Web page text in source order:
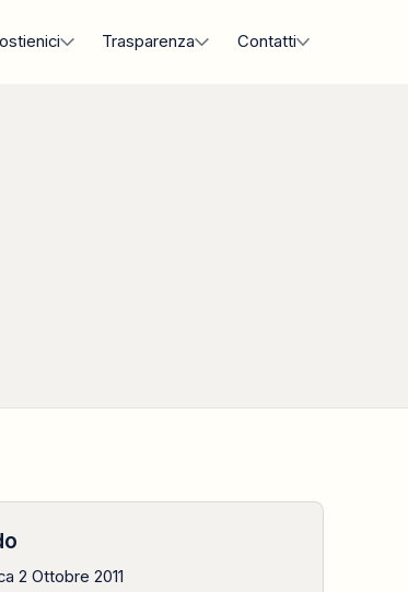
Trasparenza Contatti
2 Ottobre 2011